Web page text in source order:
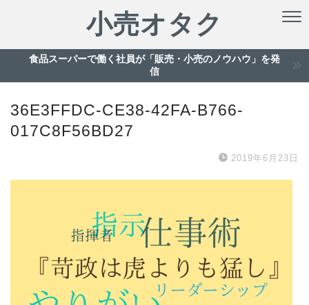
小売オタク
食品スーパーで働く社員が「販売・小売のノウハウ」を発
信
36E3FFDC-CE38-42FA-B766-
017C8F56BD27
2019年6月23日